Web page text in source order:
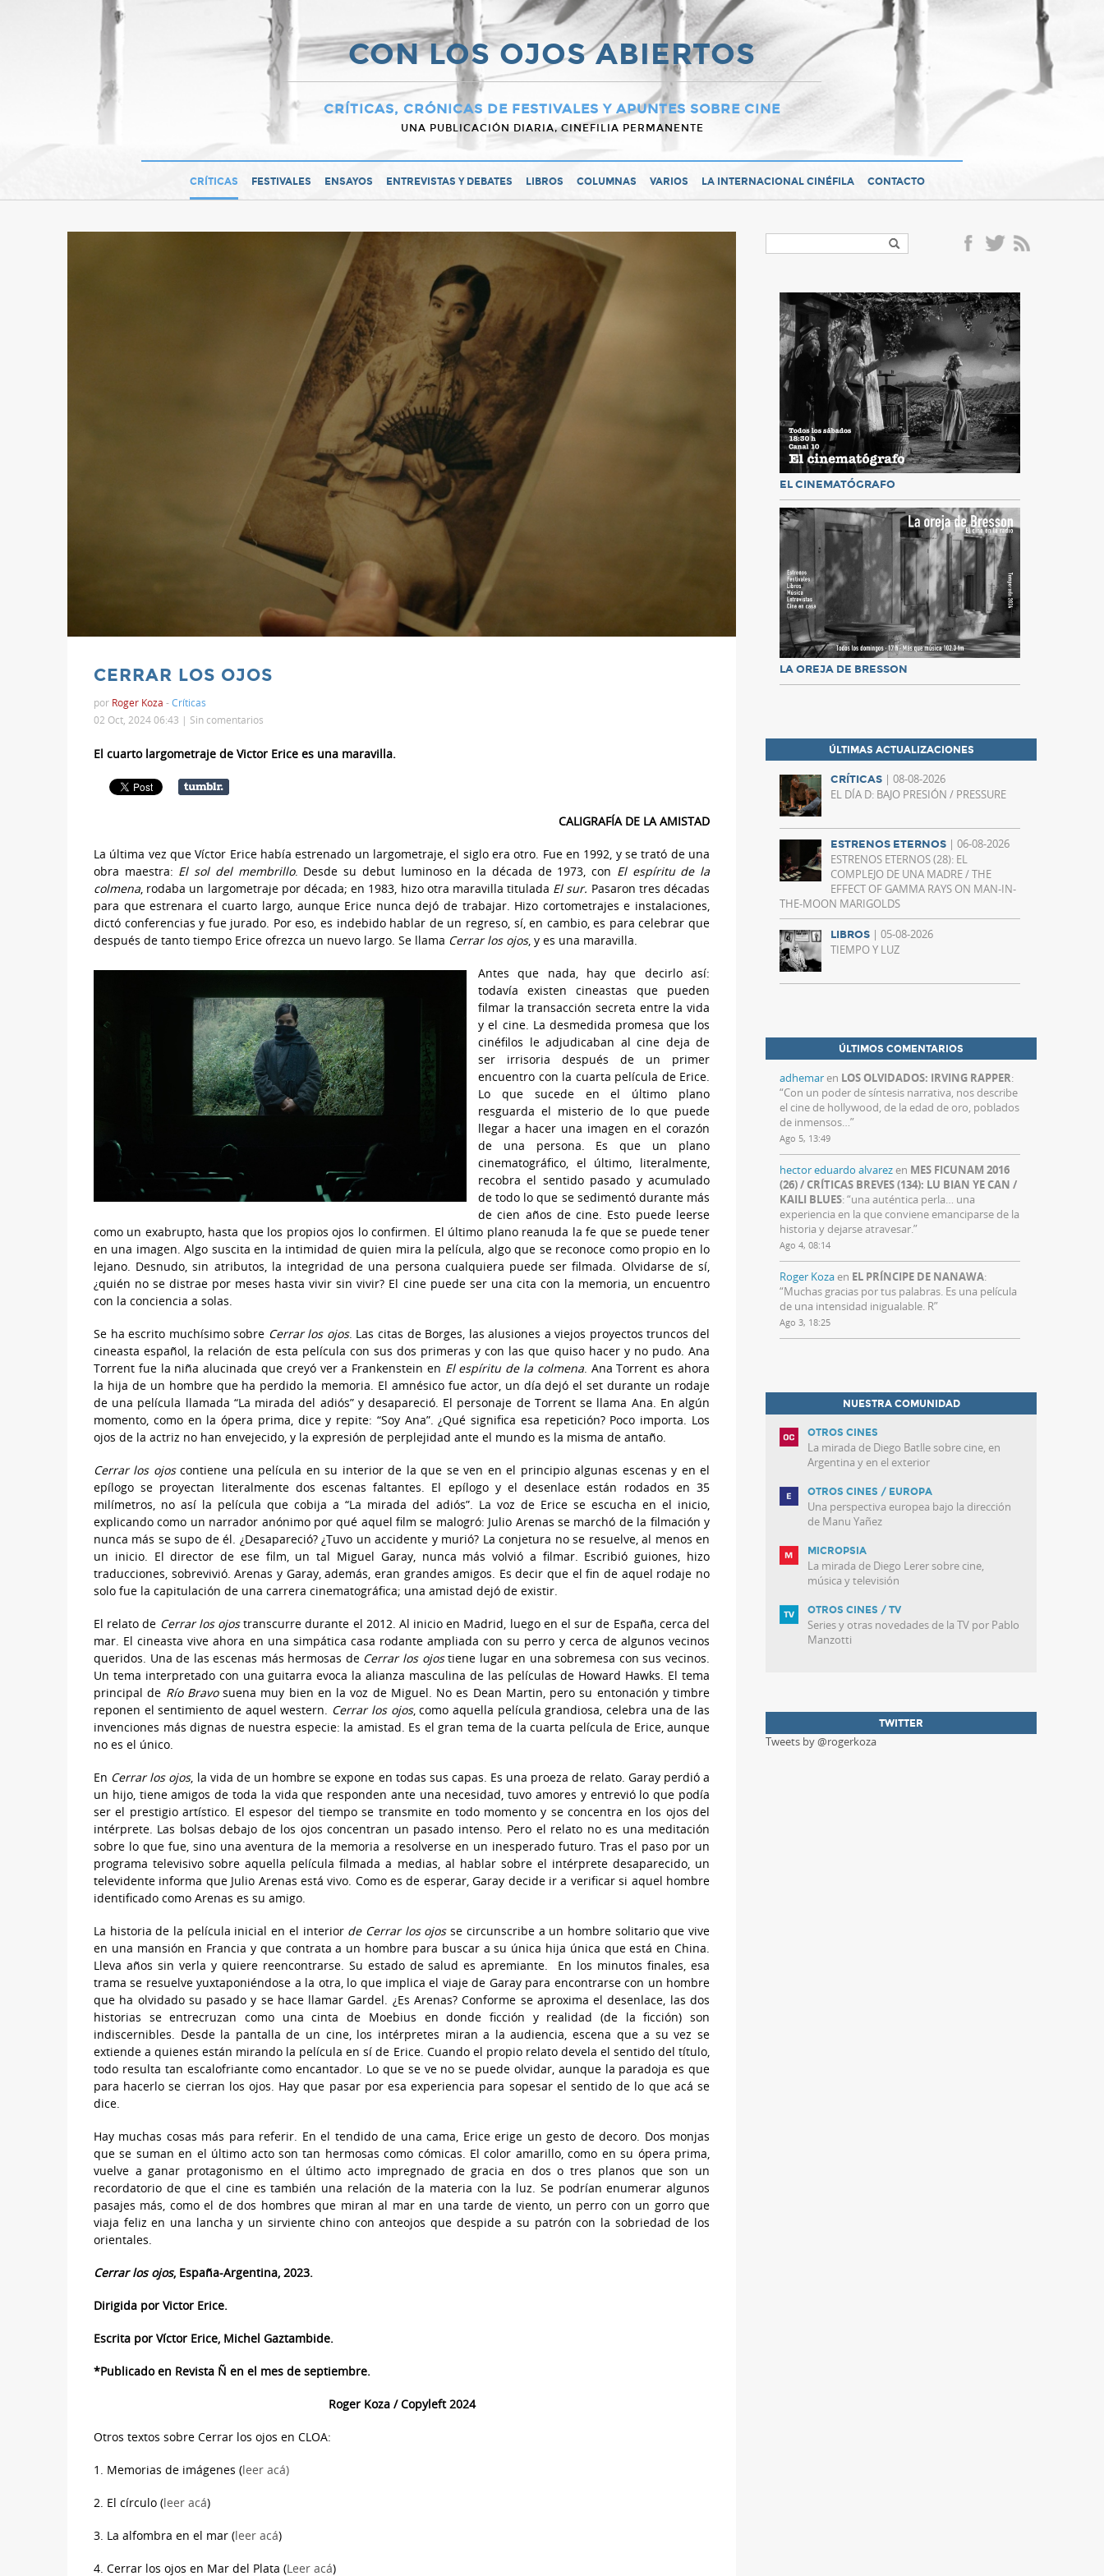
CON LOS OJOS ABIERTOS
CRÍTICAS, CRÓNICAS DE FESTIVALES Y APUNTES SOBRE CINE
UNA PUBLICACIÓN DIARIA, CINEFILIA PERMANENTE
CRÍTICAS FESTIVALES ENSAYOS ENTREVISTAS Y DEBATES LIBROS COLUMNAS VARIOS LA INTERNACIONAL CINÉFILA CONTACTO
CERRAR LOS OJOS
por Roger Koza -Críticas
02 Oct, 2024 06:43 | Sin comentarios
El cuarto largometraje de Victor Erice es una maravilla.
CALIGRAFÍA DE LA AMISTAD
La última vez que Víctor Erice había estrenado un largometraje, el siglo era otro. Fue en 1992, y se trató de una
obra maestra: El sol del membrillo. Desde su debut luminoso en la década de 1973, con El espíritu de la
colmena, rodaba un largometraje por década; en 1983, hizo otra maravilla titulada El sur. Pasaron tres décadas
para que estrenara el cuarto largo, aunque Erice nunca dejó de trabajar. Hizo cortometrajes e instalaciones,
dictó conferencias y fue jurado. Por eso, es indebido hablar de un regreso, sí, en cambio, es para celebrar que
después de tanto tiempo Erice ofrezca un nuevo largo. Se llama Cerrar los ojos, y es una maravilla.
Antes que nada, hay que decirlo así:
todavía existen cineastas que pueden
filmar la transacción secreta entre la vida
y el cine. La desmedida promesa que los
cinéfilos le adjudicaban al cine deja de
ser irrisoria después de un primer
encuentro con la cuarta película de Erice.
Lo que sucede en el último plano
resguarda el misterio de lo que puede
llegar a hacer una imagen en el corazón
de una persona. Es que un plano
cinematográfico, el último, literalmente,
recobra el sentido pasado y acumulado
de todo lo que se sedimentó durante más
de cien años de cine. Esto puede leerse
como un exabrupto, hasta que los propios ojos lo confirmen. El último plano reanuda la fe que se puede tener
en una imagen. Algo suscita en la intimidad de quien mira la película, algo que se reconoce como propio en lo
lejano. Desnudo, sin atributos, la integridad de una persona cualquiera puede ser filmada. Olvidarse de sí,
¿quién no se distrae por meses hasta vivir sin vivir? El cine puede ser una cita con la memoria, un encuentro
con la conciencia a solas.
Se ha escrito muchísimo sobre Cerrar los ojos. Las citas de Borges, las alusiones a viejos proyectos truncos del
cineasta español, la relación de esta película con sus dos primeras y con las que quiso hacer y no pudo. Ana
Torrent fue la niña alucinada que creyó ver a Frankenstein en El espíritu de la colmena. Ana Torrent es ahora
la hija de un hombre que ha perdido la memoria. El amnésico fue actor, un día dejó el set durante un rodaje
de una película llamada “La mirada del adiós” y desapareció. El personaje de Torrent se llama Ana. En algún
momento, como en la ópera prima, dice y repite: “Soy Ana”. ¿Qué significa esa repetición? Poco importa. Los
ojos de la actriz no han envejecido, y la expresión de perplejidad ante el mundo es la misma de antaño.
Cerrar los ojoscontiene una película en su interior de la que se ven en el principio algunas escenas y en el
epílogo se proyectan literalmente dos escenas faltantes. El epílogo y el desenlace están rodados en 35
milímetros, no así la película que cobija a “La mirada del adiós”. La voz de Erice se escucha en el inicio,
explicando como un narrador anónimo por qué aquel film se malogró: Julio Arenas se marchó de la filmación y
nunca más se supo de él. ¿Desapareció? ¿Tuvo un accidente y murió? La conjetura no se resuelve, al menos en
un inicio. El director de ese film, un tal Miguel Garay, nunca más volvió a filmar. Escribió guiones, hizo
traducciones, sobrevivió. Arenas y Garay, además, eran grandes amigos. Es decir que el fin de aquel rodaje no
solo fue la capitulación de una carrera cinematográfica; una amistad dejó de existir.
El relato de Cerrar los ojostranscurre durante el 2012. Al inicio en Madrid, luego en el sur de España, cerca del
mar. El cineasta vive ahora en una simpática casa rodante ampliada con su perro y cerca de algunos vecinos
queridos. Una de las escenas más hermosas de Cerrar los ojostiene lugar en una sobremesa con sus vecinos.
Un tema interpretado con una guitarra evoca la alianza masculina de las películas de Howard Hawks. El tema
principal de Río Bravosuena muy bien en la voz de Miguel. No es Dean Martin, pero su entonación y timbre
reponen el sentimiento de aquel western. Cerrar los ojos, como aquella película grandiosa, celebra una de las
invenciones más dignas de nuestra especie: la amistad. Es el gran tema de la cuarta película de Erice, aunque
no es el único.
En Cerrar los ojos, la vida de un hombre se expone en todas sus capas. Es una proeza de relato. Garay perdió a
un hijo, tiene amigos de toda la vida que responden ante una necesidad, tuvo amores y entrevió lo que podía
ser el prestigio artístico. El espesor del tiempo se transmite en todo momento y se concentra en los ojos del
intérprete. Las bolsas debajo de los ojos concentran un pasado intenso. Pero el relato no es una meditación
sobre lo que fue, sino una aventura de la memoria a resolverse en un inesperado futuro. Tras el paso por un
programa televisivo sobre aquella película filmada a medias, al hablar sobre el intérprete desaparecido, un
televidente informa que Julio Arenas está vivo. Como es de esperar, Garay decide ir a verificar si aquel hombre
identificado como Arenas es su amigo.
La historia de la película inicial en el interior de Cerrar los ojosse circunscribe a un hombre solitario que vive
en una mansión en Francia y que contrata a un hombre para buscar a su única hija única que está en China.
Lleva años sin verla y quiere reencontrarse. Su estado de salud es apremiante. En los minutos finales, esa
trama se resuelve yuxtaponiéndose a la otra, lo que implica el viaje de Garay para encontrarse con un hombre
que ha olvidado su pasado y se hace llamar Gardel. ¿Es Arenas? Conforme se aproxima el desenlace, las dos
historias se entrecruzan como una cinta de Moebius en donde ficción y realidad (de la ficción) son
indiscernibles. Desde la pantalla de un cine, los intérpretes miran a la audiencia, escena que a su vez se
extiende a quienes están mirando la película en sí de Erice. Cuando el propio relato devela el sentido del título,
todo resulta tan escalofriante como encantador. Lo que se ve no se puede olvidar, aunque la paradoja es que
para hacerlo se cierran los ojos. Hay que pasar por esa experiencia para sopesar el sentido de lo que acá se
dice.
Hay muchas cosas más para referir. En el tendido de una cama, Erice erige un gesto de decoro. Dos monjas
que se suman en el último acto son tan hermosas como cómicas. El color amarillo, como en su ópera prima,
vuelve a ganar protagonismo en el último acto impregnado de gracia en dos o tres planos que son un
recordatorio de que el cine es también una relación de la materia con la luz. Se podrían enumerar algunos
pasajes más, como el de dos hombres que miran al mar en una tarde de viento, un perro con un gorro que
viaja feliz en una lancha y un sirviente chino con anteojos que despide a su patrón con la sobriedad de los
orientales.
Cerrar los ojos, España-Argentina, 2023.
Dirigida por Victor Erice.
Escrita por Víctor Erice, Michel Gaztambide.
*Publicado en Revista Ñ en el mes de septiembre.
Roger Koza / Copyleft 2024
Otros textos sobre Cerrar los ojos en CLOA:
1. Memorias de imágenes (leer acá)
2. El círculo (leer acá)
3. La alfombra en el mar (leer acá)
4. Cerrar los ojos en Mar del Plata (Leer acá)
EL CINEMATÓGRAFO
LA OREJA DE BRESSON
ÚLTIMAS ACTUALIZACIONES
CRÍTICAS | 08-08-2026
EL DÍA D: BAJO PRESIÓN / PRESSURE
ESTRENOS ETERNOS | 06-08-2026
ESTRENOS ETERNOS (28): EL
COMPLEJO DE UNA MADRE / THE
EFFECT OF GAMMA RAYS ON MAN-IN-
THE-MOON MARIGOLDS
LIBROS | 05-08-2026
TIEMPO Y LUZ
ÚLTIMOS COMENTARIOS
adhemaren LOS OLVIDADOS: IRVING RAPPER:
“Con un poder de síntesis narrativa, nos describe
el cine de hollywood, de la edad de oro, poblados
de inmensos…”
Ago 5, 13:49
hector eduardo alvarezen MES FICUNAM 2016
(26) / CRÍTICAS BREVES (134): LU BIAN YE CAN /
KAILI BLUES: “una auténtica perla… una
experiencia en la que conviene emanciparse de la
historia y dejarse atravesar.”
Ago 4, 08:14
Roger Kozaen EL PRÍNCIPE DE NANAWA:
“Muchas gracias por tus palabras. Es una película
de una intensidad inigualable. R”
Ago 3, 18:25
NUESTRA COMUNIDAD
OTROS CINES
La mirada de Diego Batlle sobre cine, en
Argentina y en el exterior
OTROS CINES / EUROPA
Una perspectiva europea bajo la dirección
de Manu Yañez
MICROPSIA
La mirada de Diego Lerer sobre cine,
música y televisión
OTROS CINES / TV
Series y otras novedades de la TV por Pablo
Manzotti
TWITTER
Tweets by @rogerkoza